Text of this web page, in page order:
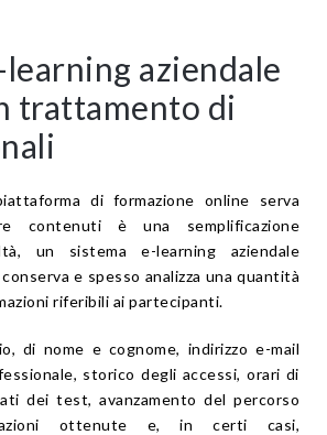
learning aziendale
trattamento di
di formazione online serva
contenuti è una semplificazione
un sistema e-learning aziendale
e spesso analizza una quantità
riferibili ai partecipanti.
di nome e cognome, indirizzo e-mail
storico degli accessi, orari di
dei test, avanzamento del percorso
ottenute e, in certi casi,